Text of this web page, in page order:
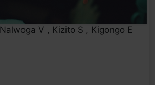
Nalwoga V , Kizito S , Kigongo E